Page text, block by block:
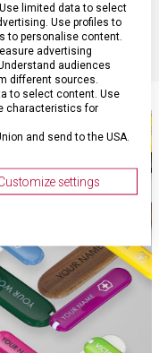
limited data to select
Use profiles to
to personalise content.
advertising
audiences
different sources.
to select content. Use
characteristics for
and send to the USA.
device
settings